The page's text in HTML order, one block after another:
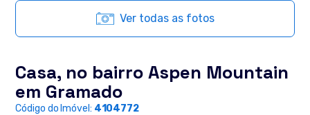
Ver todas as fotos
Casa, no bairro Aspen Mountain
em Gramado
Código do Imóvel: 4104772